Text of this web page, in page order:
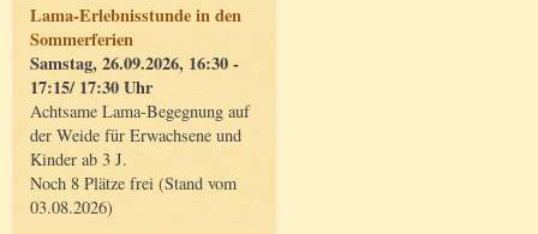
Lama-Erlebnisstunde in den
Sommerferien
Samstag, 26.09.2026, 16:30 -
17:15/ 17:30 Uhr
Achtsame Lama-Begegnung auf
der Weide für Erwachsene und
Kinder ab 3 J.
Noch 8 Plätze frei (Stand vom
03.08.2026)